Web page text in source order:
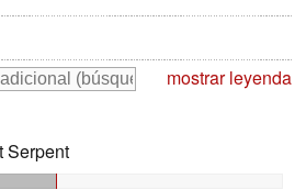
mostrar leyenda
Serpent